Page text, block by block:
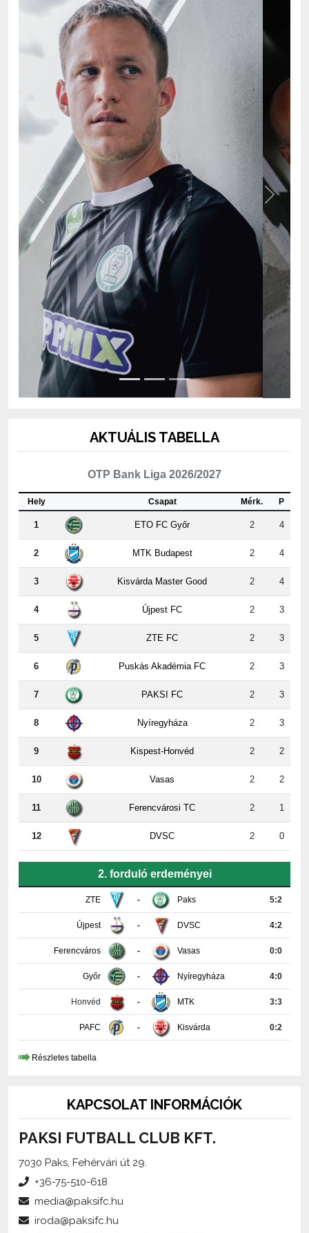
Previous Next
Csapat
1 ETO FC Győr 2 4
2 MTK Budapest 2 4
3 Kisvárda Master Good 2 4
4 Újpest FC 2 3
5 ZTE FC 2 3
6 Puskás Akadémia FC 2 3
7 PAKSI FC 2 3
8 Nyíregyháza 2 3
9 Kispest-Honvéd 2 2
10 Vasas 2 2
11 Ferencvárosi TC 2 1
12 DVSC 2 0
ZTE - Paks
Újpest DVSC 4:2
Ferencváros Vasas 0:0
Győr Nyíregyháza 4:0
Honvéd MTK 3:3
PAFC Kisvárda 0:2
Részletes tabella
PAKSI FUTBALL CLUB KFT.
7030 Paks, Fehérvári út 29.